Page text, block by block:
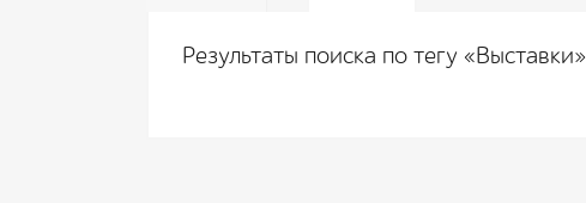
Результаты поиска по тегу «Выставки»